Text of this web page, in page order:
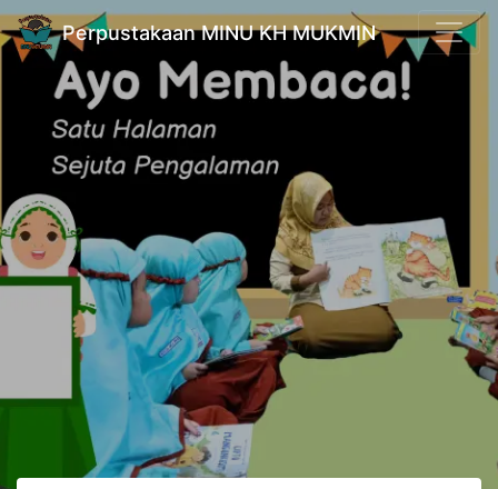
Perpustakaan MINU KH MUKMIN